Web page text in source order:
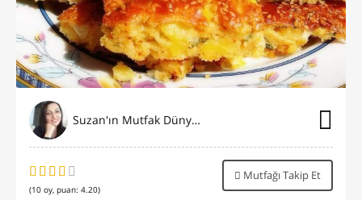
Suzan'ın Mutfak Dünyası
(10 oy, puan: 4.20)
Mutfağı Takip Et